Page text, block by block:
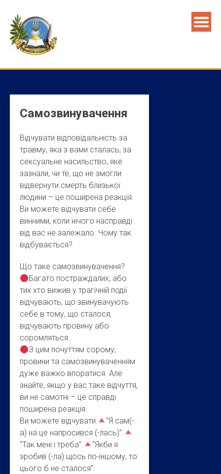
content
Самозвинувачення
Відчувати відповідальність за
травму, яка з вами сталась, за
сексуальне насильство, яке
зазнали, чи те, що не змогли
відвернути смерть близької
людини – це поширена реакція.
Ви можете відчувати себе
винними, коли нічого насправді
від вас не залежало. Чому так
відбувається?
Що таке самозвинувачення?
Багато постраждалих, або
тих хто вижив у трагічній події
відчувають, що звинувачують
себе в тому, що сталося,
відчувають провину або
соромляться.
З цим почуттям сорому,
провини та самозвинуваченням
дуже важко впоратися. Але
знайте, якщо у вас таке відчуття,
ви не самотні – це справді
поширена реакція.
Ви можете відчувати:
“Я сам(-
а) на це напросився (-лась)”.
“Так мені і треба”.
“Якби я
зробив (-ла) щось по-іншому, то
цього б не сталося”.